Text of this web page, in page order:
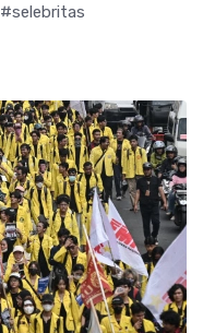
#selebritas